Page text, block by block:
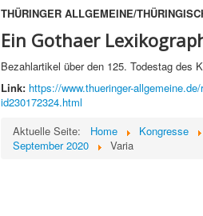
THÜRINGER ALLGEMEINE/
Ein Gothaer
Bezahlartikel über den 125. Todestag des
Link: https://www.thueringer-
id230172324.html
Aktuelle Seite:
Home Kongresse
September 2020
Varia